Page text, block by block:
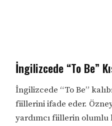
İngilizcede “To Be”
İngilizcede “To Be”
fiillerini ifade eder.
yardımcı fiillerin olumlu